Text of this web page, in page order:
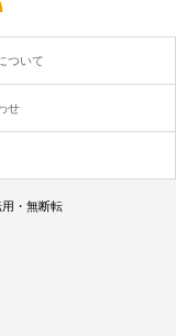
ついて
せ
・無断転